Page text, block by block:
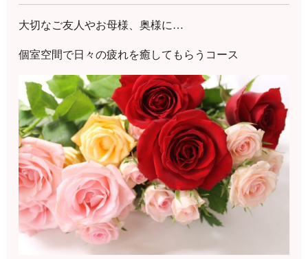
大切なご友人やお母様、奥様に…
個室空間で日々の疲れを癒してもらうコース